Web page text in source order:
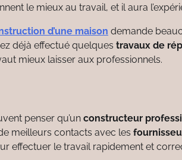
le mieux au travail, et il aura
d’une maison demande
déjà effectué quelques travaux de
mieux laisser aux professionnels.
penser qu’un constructeur
meilleurs contacts avec les
effectuer le travail rapidement et